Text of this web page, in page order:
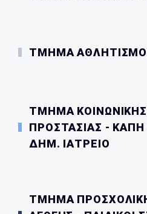
ΤΜΗΜΑ
ΤΜΗΜΑ ΚΟΙΝΩΝΙΚΗΣ
ΠΡΟΣΤΑΣΙΑΣ -
ΔΗΜ. ΙΑΤΡΕΙΟ
ΤΜΗΜΑ